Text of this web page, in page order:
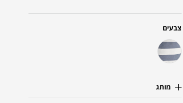
צבעים
מותג